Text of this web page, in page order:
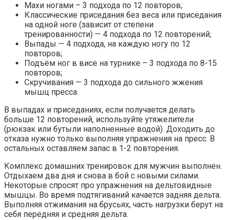
Махи ногами – 3 подхода по 12 повторов;
Классические приседания без веса или приседания
на одной ноге (зависит от степени
тренированности) — 4 подхода по 12 повторений;
Выпады — 4 подхода, на каждую ногу по 12
повторов;
Подъём ног в висе на турнике – 3 подхода по 8-15
повторов;
Скручивания — 3 подхода до сильного жжения
мышц пресса.
В выпадах и приседаниях, если получается делать
больше 12 повторений, используйте утяжелители
(рюкзак или бутыли наполненные водой). Доходить до
отказа нужно только выполняя упражнения на пресс. В
остальных оставляем запас в 1-2 повторения.
Комплекс домашних тренировок для мужчин выполнен.
Отдыхаем два дня и снова в бой с новыми силами.
Некоторые спросят про упражнения на дельтовидные
мышцы. Во время подтягиваний качается задняя дельта.
Выполняя отжимания на брусьях, часть нагрузки берут на
себя передняя и средняя дельта.